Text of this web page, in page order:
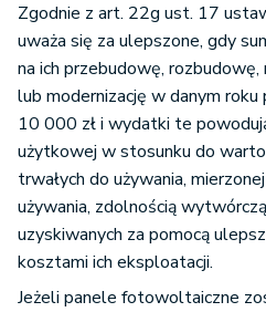
Zgodnie z art. 22g ust. 17
uważa się za ulepszone, gdy
na ich przebudowę,
lub modernizację w danym
10 000 zł i wydatki te
użytkowej w stosunku do
trwałych do używania,
używania, zdolnością
uzyskiwanych za pomocą
kosztami ich eksploatacji.
Jeżeli panele fotowoltaiczne